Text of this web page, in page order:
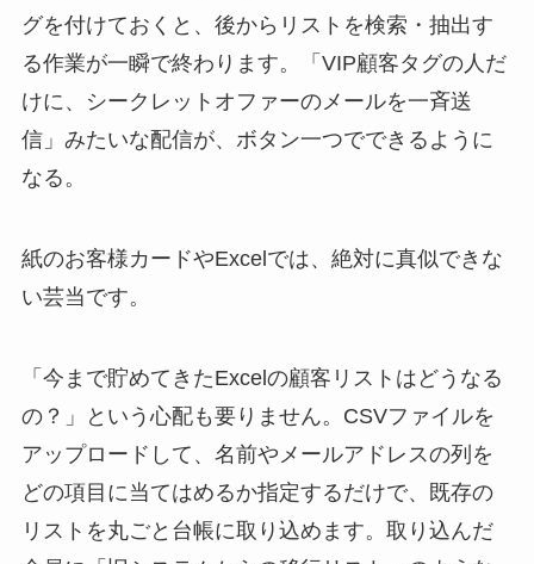
グを付けておくと、後からリストを検索・抽出す
る作業が一瞬で終わります。「VIP顧客タグの人だ
けに、シークレットオファーのメールを一斉送
信」みたいな配信が、ボタン一つでできるように
なる。
紙のお客様カードやExcelでは、絶対に真似できな
い芸当です。
「今まで貯めてきたExcelの顧客リストはどうなる
の？」という心配も要りません。CSVファイルを
アップロードして、名前やメールアドレスの列を
どの項目に当てはめるか指定するだけで、既存の
リストを丸ごと台帳に取り込めます。取り込んだ